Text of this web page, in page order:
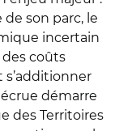
son parc, le
incertain
coûts
s’additionner
démarre
des Territoires